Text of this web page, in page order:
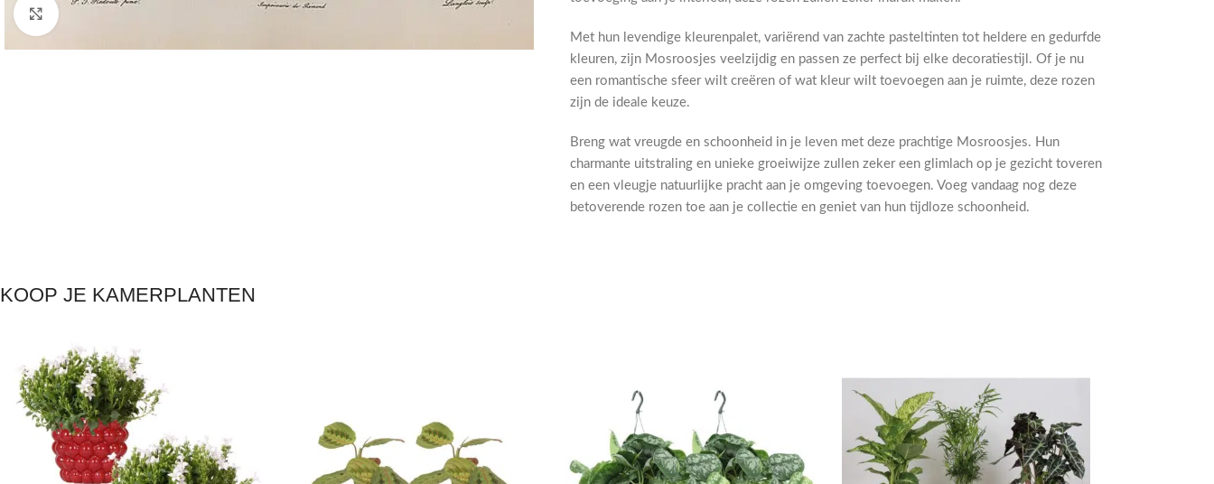
Met hun levendige kleurenpalet, variërend van zachte pasteltinten tot heldere en gedurfde
kleuren, zijn Mosroosjes veelzijdig en passen ze perfect bij elke decoratiestijl. Of je nu
een romantische sfeer wilt creëren of wat kleur wilt toevoegen aan je ruimte, deze rozen
zijn de ideale keuze.
Breng wat vreugde en schoonheid in je leven met deze prachtige Mosroosjes. Hun
charmante uitstraling en unieke groeiwijze zullen zeker een glimlach op je gezicht toveren
en een vleugje natuurlijke pracht aan je omgeving toevoegen. Voeg vandaag nog deze
betoverende rozen toe aan je collectie en geniet van hun tijdloze schoonheid.
KOOP JE KAMERPLANTEN